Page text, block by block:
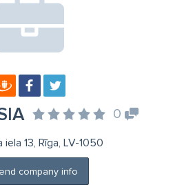
0
iela 13, Rīga, LV-1050
company info